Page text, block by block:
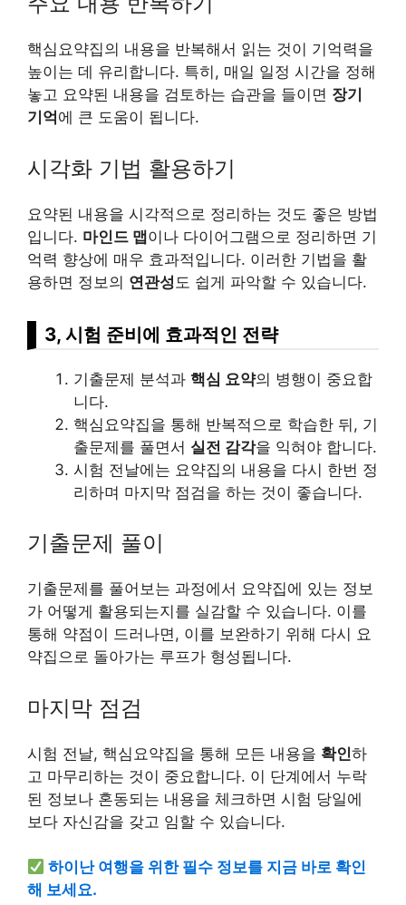
핵심요약집의 내용을 반복해서 읽는 것이 기억력을
높이는 데 유리합니다. 특히, 매일 일정 시간을 정해
놓고 요약된 내용을 검토하는 습관을 들이면 장기
기억 에 큰 도움이 됩니다.
시각화 기법 활용하기
요약된 내용을 시각적으로 정리하는 것도 좋은 방법
입니다. 마인드 맵이나 다이어그램으로 정리하면 기
억력 향상에 매우 효과적입니다. 이러한 기법을 활
용하면 정보의 연관성 도 쉽게 파악할 수 있습니다.
3, 시험 준비에 효과적인 전략
기출문제 분석과 핵심 요약의 병행이 중요합
니다.
핵심요약집을 통해 반복적으로 학습한 뒤, 기
출문제를 풀면서 실전 감각을 익혀야 합니다.
시험 전날에는 요약집의 내용을 다시 한번 정
리하며 마지막 점검을 하는 것이 좋습니다.
기출문제 풀이
기출문제를 풀어보는 과정에서 요약집에 있는 정보
가 어떻게 활용되는지를 실감할 수 있습니다. 이를
통해 약점이 드러나면, 이를 보완하기 위해 다시 요
약집으로 돌아가는 루프가 형성됩니다.
마지막 점검
시험 전날, 핵심요약집을 통해 모든 내용을 확인하
고 마무리하는 것이 중요합니다. 이 단계에서 누락
된 정보나 혼동되는 내용을 체크하면 시험 당일에
보다 자신감을 갖고 임할 수 있습니다.
하이난 여행을 위한 필수 정보를 지금 바로 확인
해 보세요.